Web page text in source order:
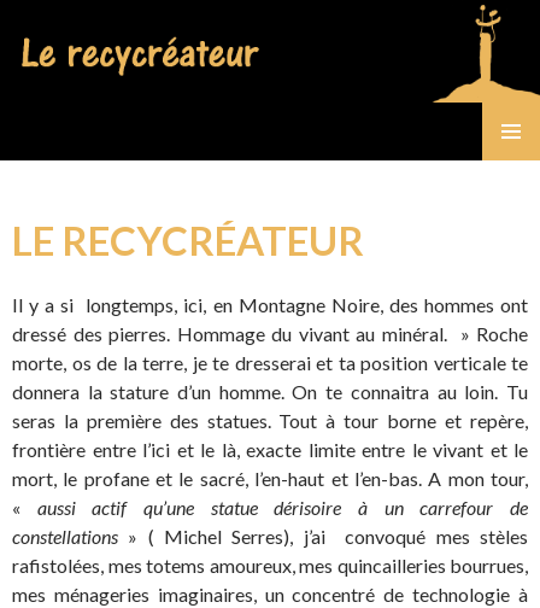
LE RECYCRÉATEUR
Il y a si longtemps, ici, en Montagne Noire, des hommes ont
dressé des pierres. Hommage du vivant au minéral. » Roche
morte, os de la terre, je te dresserai et ta position verticale te
donnera la stature d’un homme. On te connaitra au loin. Tu
seras la première des statues. Tout à tour borne et repère,
frontière entre l’ici et le là, exacte limite entre le vivant et le
mort, le profane et le sacré, l’en-haut et l’en-bas. A mon tour,
« aussi actif qu’une statue dérisoire à un carrefour de
constellations » ( Michel Serres), j’ai convoqué mes stèles
rafistolées, mes totems amoureux, mes quincailleries bourrues,
mes ménageries imaginaires, un concentré de technologie à